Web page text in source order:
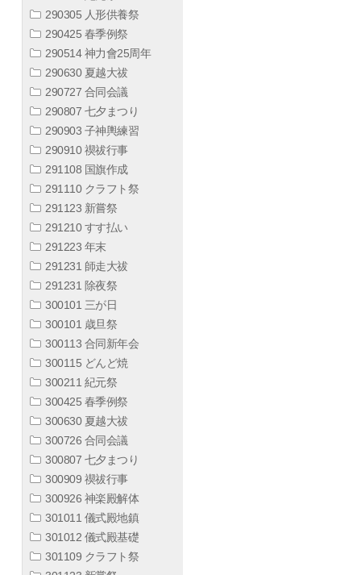
290305 人形供養祭
290425 春季例祭
290514 神力會25周年
290630 夏越大祓
290727 合同会議
290807 七夕まつり
290903 子神輿練習
290910 禊祓行事
291108 国旗作成
291110 クラフト祭
291123 新嘗祭
291210 すす払い
291223 年末
291231 師走大祓
291231 除夜祭
300101 三が日
300101 歳旦祭
300113 合同新年会
300115 どんど焼
300211 紀元祭
300425 春季例祭
300630 夏越大祓
300726 合同会議
300807 七夕まつり
300909 禊祓行事
300926 神楽殿解体
301011 儀式殿地鎮
301012 儀式殿基礎
301109 クラフト祭